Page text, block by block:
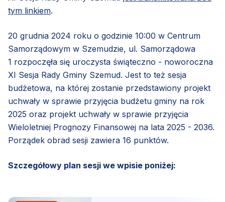
tym linkiem.
20 grudnia 2024 roku o godzinie 10:00 w Centrum
Samorządowym w Szemudzie, ul. Samorządowa
1 rozpoczęła się uroczysta świąteczno - noworoczna
XI Sesja Rady Gminy Szemud. Jest to też sesja
budżetowa, na której zostanie przedstawiony projekt
uchwały w sprawie przyjęcia budżetu gminy na rok
2025 oraz projekt uchwały w sprawie przyjęcia
Wieloletniej Prognozy Finansowej na lata 2025 - 2036.
Porządek obrad sesji zawiera 16 punktów.
Szczegółowy plan sesji we wpisie poniżej: